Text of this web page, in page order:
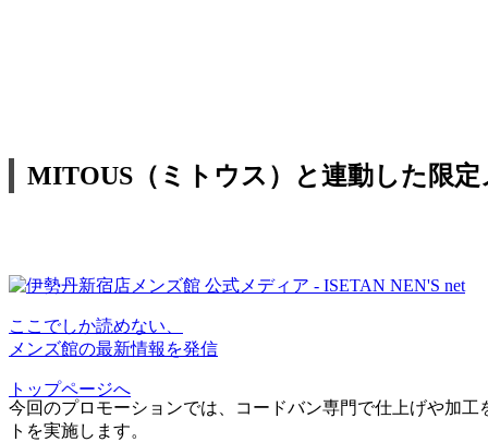
MITOUS（ミトウス）と連動した限
今回のプロモーションでは、コードバン専門で仕上げや加
トを実施します。
ここでしか読めない、
メンズ館の最新情報を発信
トップページへ